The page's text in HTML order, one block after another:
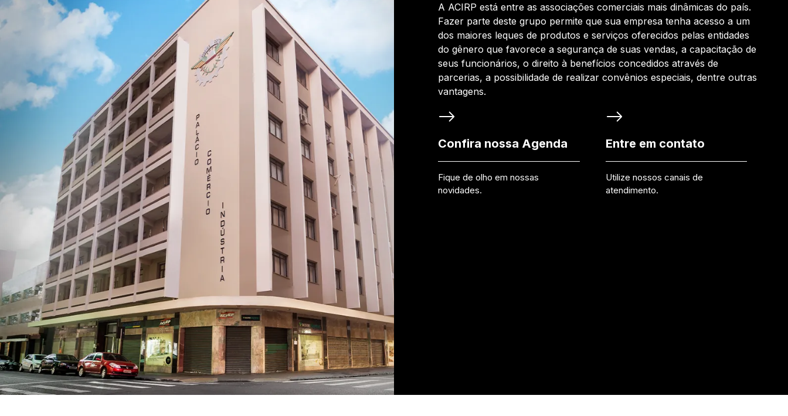
A ACIRP está entre as associações comerciais mais dinâmicas do país.
Fazer parte deste grupo permite que sua empresa tenha acesso a um
dos maiores leques de produtos e serviços oferecidos pelas entidades
do gênero que favorece a segurança de suas vendas, a capacitação de
seus funcionários, o direito à benefícios concedidos através de
parcerias, a possibilidade de realizar convênios especiais, dentre outras
vantagens.
Confira nossa Agenda
Fique de olho em nossas
novidades.
Entre em contato
Utilize nossos canais de
atendimento.